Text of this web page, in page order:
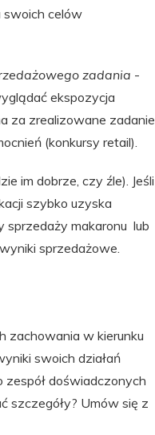
swoich celów
zadania -
ekspozycja
za zrealizowane zadanie
(konkursy retail).
im dobrze, czy źle). Jeśli
szybko uzyska
sprzedaży makaronu lub
sprzedażowe.
zachowania w kierunku
swoich działań
doświadczonych
szczegóły? Umów się z